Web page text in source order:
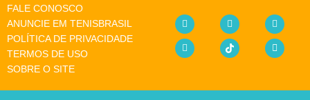
FALE CONOSCO
ANUNCIE EM TENISBRASIL
POLÍTICA DE PRIVACIDADE
TERMOS DE USO
SOBRE O SITE